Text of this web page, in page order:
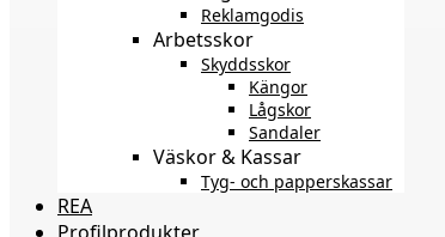
Reklamgodis
Arbetsskor
Skyddsskor
Kängor
Lågskor
Sandaler
Väskor & Kassar
Tyg- och papperskassar
REA